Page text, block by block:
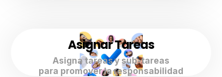
Asignar Tareas
Asigna tareas y sub-tareas
para promover la responsabilidad